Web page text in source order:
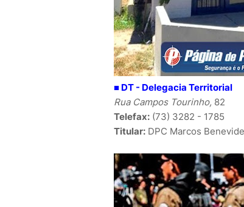
■ DT - Delegacia Territorial
Rua Campos Tourinho, 82
Telefax: (73) 3282 - 1785
Titular: DPC Marcos